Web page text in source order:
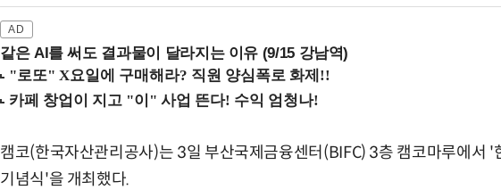
같은 AI를 써도 결과물이 달라지는 이유 (9/15 강남역)
캠코(한국자산관리공사)는 3일 부산국제금융센터(BIFC) 3층 캠코마루에서
기념식'을 개최했다.